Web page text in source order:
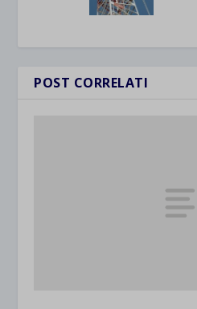
POST CORRELATI